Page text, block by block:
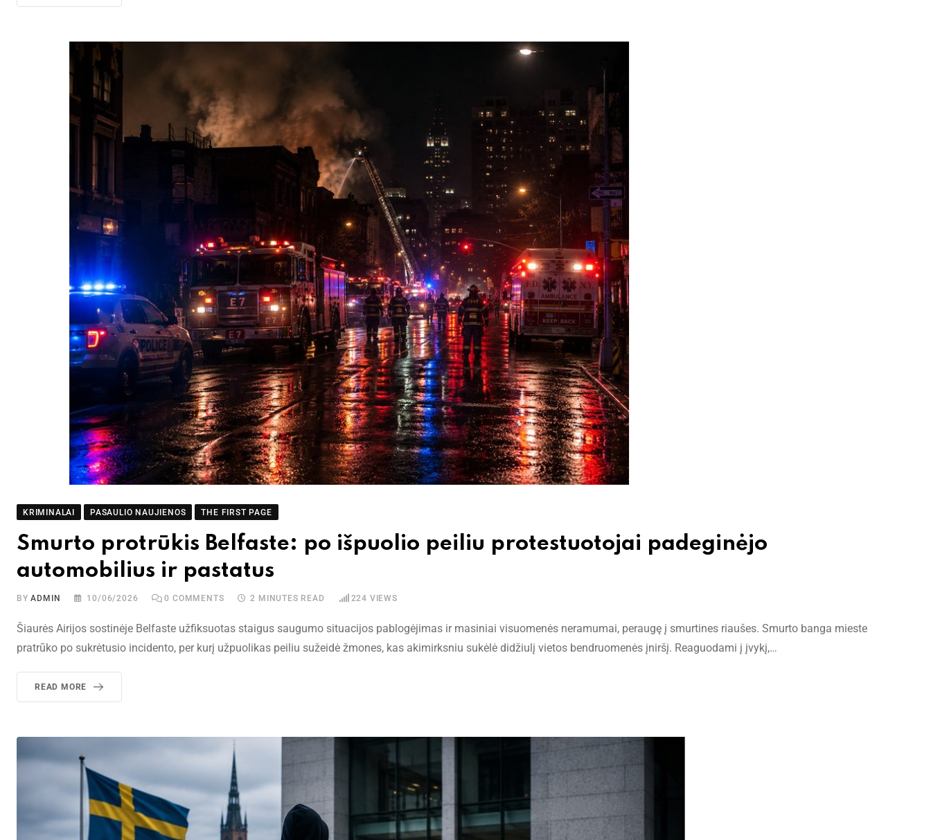
KRIMINALAI PASAULIO NAUJIENOS THE FIRST PAGE
Smurto protrūkis Belfaste: po išpuolio peiliu protestuotojai padeginėjo
automobilius ir pastatus
BYADMIN 10/06/2026 0 COMMENTS 2 MINUTES READ 224 VIEWS
Šiaurės Airijos sostinėje Belfaste užfiksuotas staigus saugumo situacijos pablogėjimas ir masiniai visuomenės neramumai, peraugę į smurtines riaušes. Smurto banga mieste
pratrūko po sukrėtusio incidento, per kurį užpuolikas peiliu sužeidė žmones, kas akimirksniu sukėlė didžiulį vietos bendruomenės įniršį. Reaguodami į įvykį,…
READ MORE